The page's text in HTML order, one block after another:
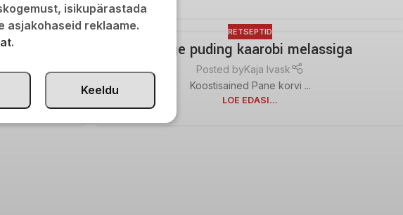
RETSEPTID
Kerge puding kaarobi melassiga
Posted byKaja Ivask
Koostisained Pane korvi ...
LOE EDASI...
isikupärastada
asjakohaseid reklaame.
.
Keeldu